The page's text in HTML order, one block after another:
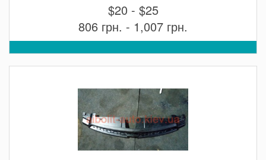
$20 - $25
806 грн. - 1,007 грн.